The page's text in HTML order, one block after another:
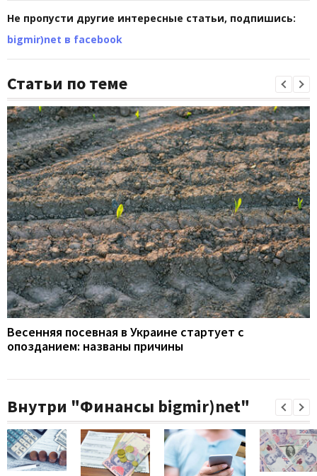
Не пропусти другие интересные статьи, подпишись:
bigmir)net в facebook
Статьи по теме
Весенняя посевная в Украине стартует с
опозданием: названы причины
Внутри "Финансы bigmir)net"